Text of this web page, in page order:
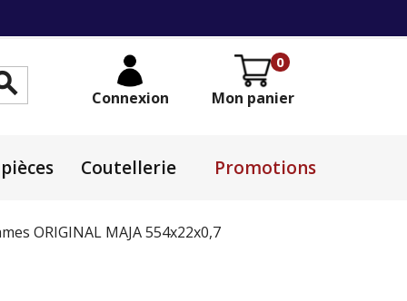
0
Mon panier
Connexion
Coutellerie Promotions
ORIGINAL MAJA 554x22x0,7